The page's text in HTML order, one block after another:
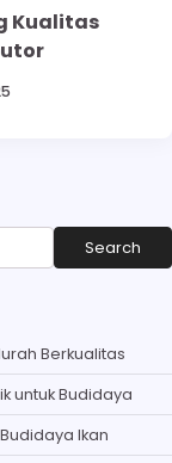
Kualitas
Search
Berkualitas
untuk Budidaya
Ikan